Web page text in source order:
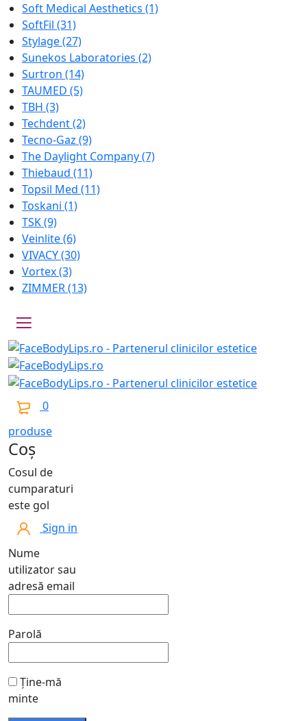
Soft Medical Aesthetics (1)
SoftFil (31)
Stylage(27)
Sunekos Laboratories (2)
Surtron (14)
TAUMED (5)
TBH (3)
Techdent(2)
Tecno-Gaz (9)
The Daylight Company(7)
Thiebaud (11)
Topsil Med (11)
Toskani (1)
TSK(9)
Veinlite(6)
VIVACY(30)
Vortex(3)
ZIMMER(13)
0
produse
Coș
Cosul de
cumparaturi
este gol
Sign in
Nume
utilizator sau
adresă email
Parolă
Ține-mă
minte